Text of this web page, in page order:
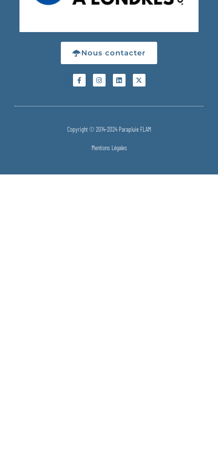
Nous contacter
Copyright © 2014-2024 Parapluie FLAM
Mentions Légales